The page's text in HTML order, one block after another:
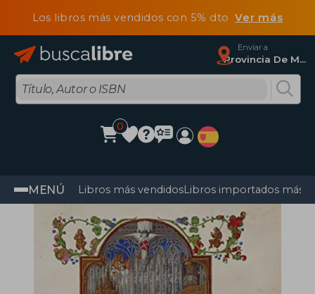
Los libros más vendidos con 5% dtoVer más
Enviar a
Provincia De Madrid
0
MENÚ Libros más vendidosLibros importados más